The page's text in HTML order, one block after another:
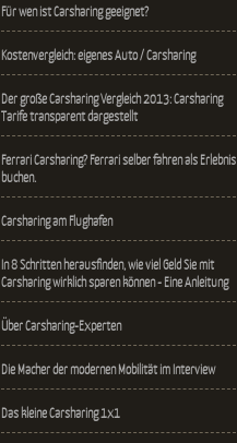
Für wen ist Carsharing geeignet?
Kostenvergleich: eigenes Auto / Carsharing
Der große Carsharing Vergleich 2013: Carsharing
Tarife transparent dargestellt
Ferrari Carsharing? Ferrari selber fahren als Erlebnis
buchen.
Carsharing am Flughafen
In 8 Schritten herausfinden, wie viel Geld Sie mit
Carsharing wirklich sparen können - Eine Anleitung
Über Carsharing-Experten
Die Macher der modernen Mobilität im Interview
Das kleine Carsharing 1x1